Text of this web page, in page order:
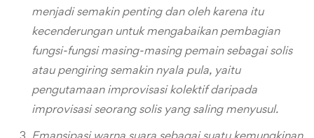
menjadi semakin penting dan oleh karena itu
kecenderungan untuk mengabaikan pembagian
fungsi-fungsi masing-masing pemain sebagai solis
atau pengiring semakin nyala pula, yaitu
pengutamaan improvisasi kolektif daripada
improvisasi seorang solis yang saling menyusul.